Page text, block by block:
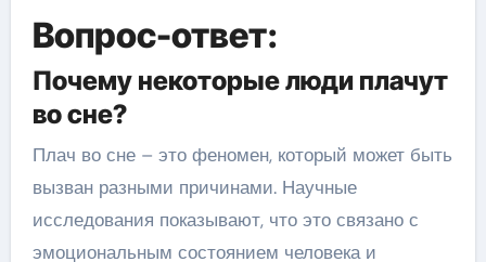
Вопрос-ответ:
Почему некоторые люди плачут
во сне?
Плач во сне – это феномен, который может быть
вызван разными причинами. Научные
исследования показывают, что это связано с
эмоциональным состоянием человека и